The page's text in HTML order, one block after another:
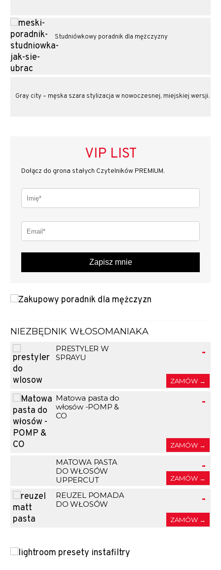
Studniówkowy poradnik dla mężczyzny
Gray city – męska szara stylizacja w nowoczesnej, miejskiej wersji.
VIP LIST
Dołącz do grona stałych Czytelników PREMIUM.
Zapisz mnie
NIEZBĘDNIK WŁOSOMANIAKA
PRESTYLER W
SPRAYU
-
ZAMÓW →
Matowa pasta do
włosów -POMP &
CO
-
ZAMÓW →
MATOWA PASTA
DO WŁOSÓW
UPPERCUT
-
ZAMÓW →
REUZEL POMADA
DO WŁOSÓW
-
ZAMÓW →